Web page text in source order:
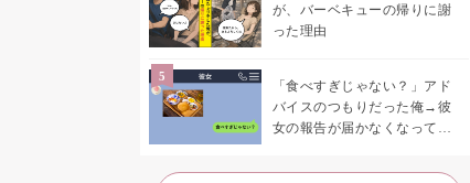
が、バーベキューの帰りに謝
った理由
「食べすぎじゃない？」アド
バイスのつもりだった俺→彼
女の報告が届かなくなって、
た